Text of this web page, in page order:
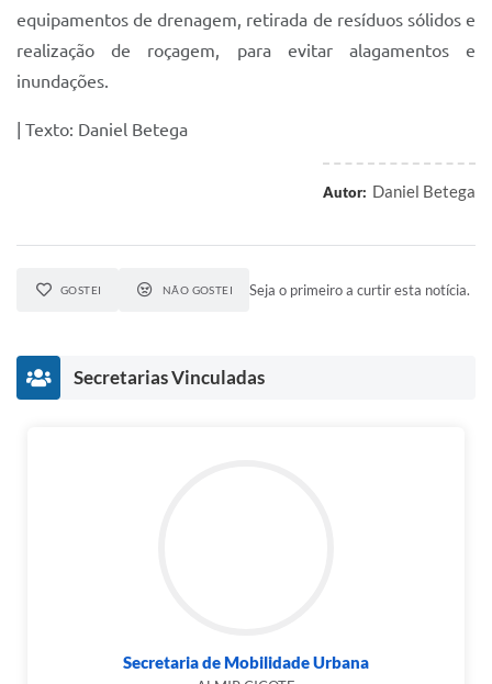
equipamentos de drenagem, retirada de resíduos sólidos e
realização de roçagem, para evitar alagamentos e
inundações.
| Texto: Daniel Betega
Autor: Daniel Betega
GOSTEI NÃO GOSTEI Seja o primeiro a curtir esta notícia.
Secretarias Vinculadas
Secretaria de Mobilidade Urbana